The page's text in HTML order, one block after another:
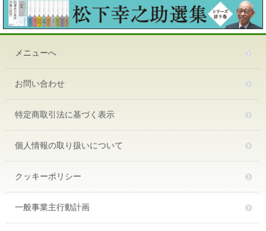
メニューへ
お問い合わせ
特定商取引法に基づく表示
個人情報の取り扱いについて
クッキーポリシー
一般事業主行動計画